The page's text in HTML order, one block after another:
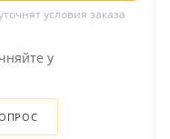
условия заказа
у